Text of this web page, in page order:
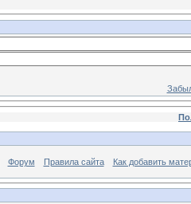
Форум Правила сайта Как добавить